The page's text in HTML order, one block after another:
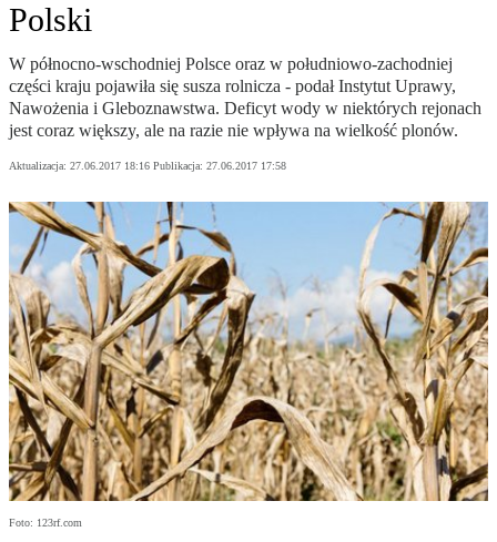
Polski
W północno-wschodniej Polsce oraz w południowo-zachodniej
części kraju pojawiła się susza rolnicza - podał Instytut Uprawy,
Nawożenia i Gleboznawstwa. Deficyt wody w niektórych rejonach
jest coraz większy, ale na razie nie wpływa na wielkość plonów.
Aktualizacja: 27.06.2017 18:16 Publikacja: 27.06.2017 17:58
Foto: 123rf.com